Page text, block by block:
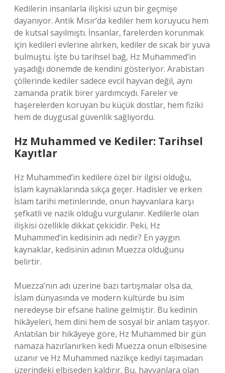
Kedilerin insanlarla ilişkisi uzun bir geçmişe
dayanıyor. Antik Mısır’da kediler hem koruyucu hem
de kutsal sayılmıştı. İnsanlar, farelerden korunmak
için kedileri evlerine alırken, kediler de sıcak bir yuva
bulmuştu. İşte bu tarihsel bağ, Hz Muhammed’in
yaşadığı dönemde de kendini gösteriyor. Arabistan
çöllerinde kediler sadece evcil hayvan değil, aynı
zamanda pratik birer yardımcıydı. Fareler ve
haşerelerden koruyan bu küçük dostlar, hem fiziki
hem de duygusal güvenlik sağlıyordu.
Hz Muhammed ve Kediler: Tarihsel
Kayıtlar
Hz Muhammed’in kedilere özel bir ilgisi olduğu,
İslam kaynaklarında sıkça geçer. Hadisler ve erken
İslam tarihi metinlerinde, onun hayvanlara karşı
şefkatli ve nazik olduğu vurgulanır. Kedilerle olan
ilişkisi özellikle dikkat çekicidir. Peki, Hz
Muhammed’in kedisinin adı nedir? En yaygın
kaynaklar, kedisinin adının Muezza olduğunu
belirtir.
Muezza’nın adı üzerine bazı tartışmalar olsa da,
İslam dünyasında ve modern kültürde bu isim
neredeyse bir efsane haline gelmiştir. Bu kedinin
hikâyeleri, hem dini hem de sosyal bir anlam taşıyor.
Anlatılan bir hikâyeye göre, Hz Muhammed bir gün
namaza hazırlanırken kedi Muezza onun elbisesine
uzanır ve Hz Muhammed nazikçe kediyi taşımadan
üzerindeki elbiseden kaldırır. Bu, hayvanlara olan